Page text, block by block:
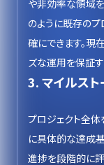
や非効率な領域を
のように既存の
確にできます。現
ズな運用を保証
3. マイルス
プロジェクト全体
に具体的な達成基
進捗を段階的に